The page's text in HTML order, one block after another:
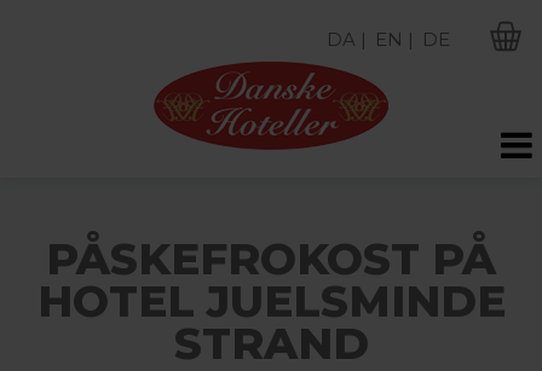
DA | EN | DE
PÅSKEFROKOST PÅ
HOTEL JUELSMINDE
STRAND